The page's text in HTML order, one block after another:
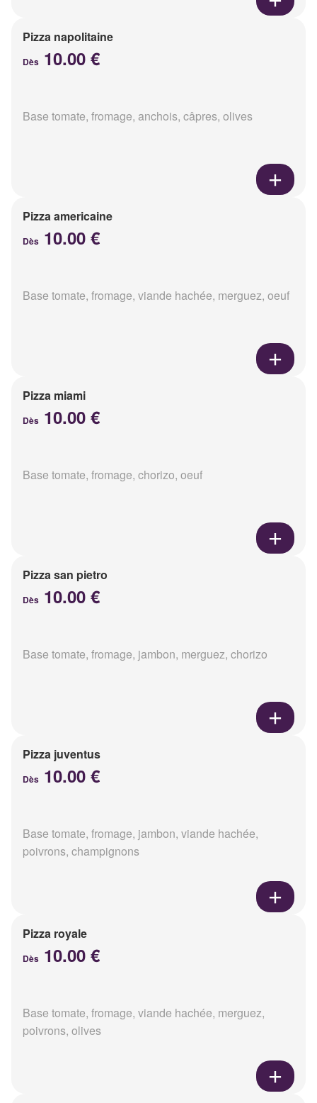
Pizza napolitaine
Dès 10.00 €
Base tomate, fromage, anchois, câpres, olives
Pizza americaine
Dès 10.00 €
Base tomate, fromage, viande hachée, merguez, oeuf
Pizza miami
Dès 10.00 €
Base tomate, fromage, chorizo, oeuf
Pizza san pietro
Dès 10.00 €
Base tomate, fromage, jambon, merguez, chorizo
Pizza juventus
Dès 10.00 €
Base tomate, fromage, jambon, viande hachée,
poivrons, champignons
Pizza royale
Dès 10.00 €
Base tomate, fromage, viande hachée, merguez,
poivrons, olives